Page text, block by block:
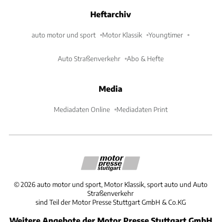
Heftarchiv
auto motor und sport Motor Klassik Youngtimer
Auto Straßenverkehr Abo & Hefte
Media
Mediadaten Online Mediadaten Print
©2026 auto motor und sport, Motor Klassik, sport auto und Auto
Straßenverkehr
sind Teil der Motor Presse Stuttgart GmbH & Co.KG
Weitere Angebote der Motor Presse Stuttgart GmbH